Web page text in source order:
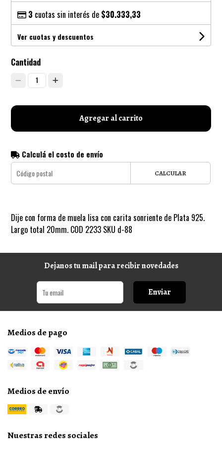
3 cuotas sin interés de $30.333,33
Ver cuotas y descuentos
Cantidad
1
Agregar al carrito
Calculá el costo de envío
CALCULAR
Dije con forma de muela lisa con carita sonriente de Plata 925.
Largo total 20mm. COD 2233 SKU d-88
Dejanos tu mail para recibir novedades
Enviar
Medios de pago
Medios de envío
Nuestras redes sociales